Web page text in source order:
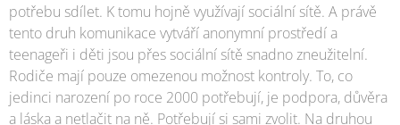
potřebu sdílet. K tomu hojně využívají sociální sítě. A právě
tento druh komunikace vytváří anonymní prostředí a
teenageři i děti jsou přes sociální sítě snadno zneužitelní.
Rodiče mají pouze omezenou možnost kontroly. To, co
jedinci narození po roce 2000 potřebují, je podpora, důvěra
a láska a netlačit na ně. Potřebují si sami zvolit. Na druhou